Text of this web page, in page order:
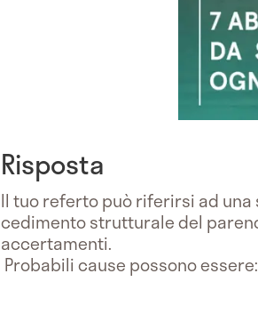
Risposta
Il tuo referto può riferirsi ad
cedimento strutturale del
accertamenti.
Probabili cause possono